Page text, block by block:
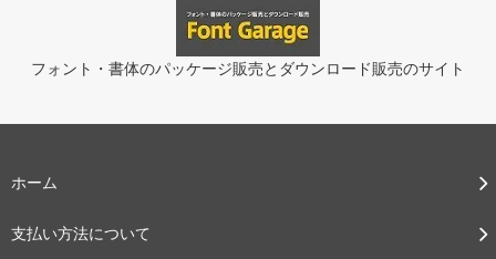
フォント・書体のパッケージ販売とダウンロード販売のサイト
ホーム
支払い方法について